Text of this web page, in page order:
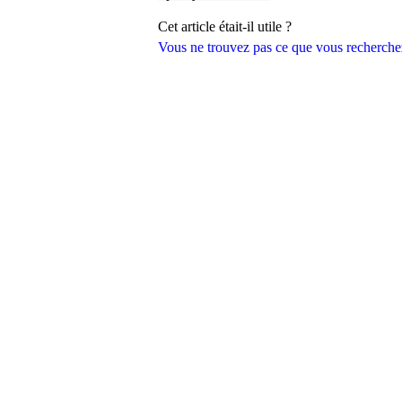
Vous ne trouvez pas ce que vous
Cet article était-il utile ?